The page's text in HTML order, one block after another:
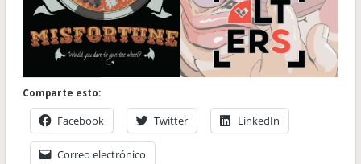
Comparte esto:
Facebook Twitter LinkedIn
Correo electrónico